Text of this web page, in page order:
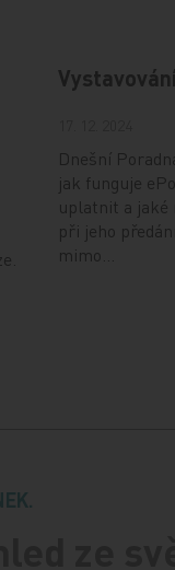
Dnešní
jak funguje
uplatnit a jaké
při jeho
mimo…